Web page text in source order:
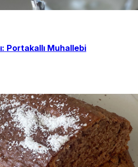
Portakallı Muhallebi